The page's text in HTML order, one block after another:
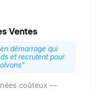
Ventes
démarrage qui
et recrutent pour
"
coûteux —